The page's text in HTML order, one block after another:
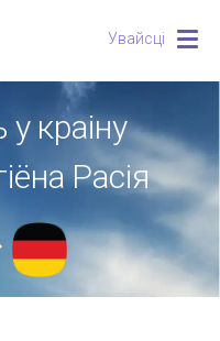
Увайсці
краіну
Расія